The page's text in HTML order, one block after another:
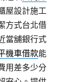
屋設計施工
方式台北借
當舖銀行式
機車借款能
用差多少分